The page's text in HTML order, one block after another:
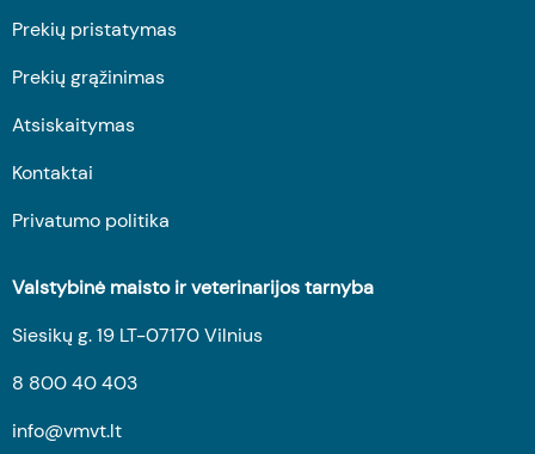
Prekių pristatymas
Prekių grąžinimas
Atsiskaitymas
Kontaktai
Privatumo politika
Valstybinė maisto ir veterinarijos tarnyba
Siesikų g. 19 LT-07170 Vilnius
8 800 40 403
info@vmvt.lt